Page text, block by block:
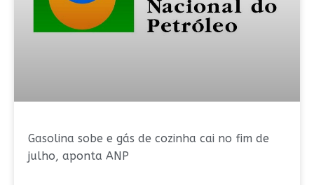
Gasolina sobe e gás de cozinha cai no fim de
julho, aponta ANP